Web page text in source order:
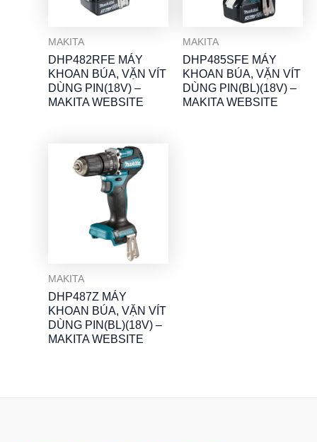
MAKITA
DHP482RFE MÁY
KHOAN BÚA, VẶN VÍT
DÙNG PIN(18V) –
MAKITA WEBSITE
MAKITA
DHP485SFE MÁY
KHOAN BÚA, VẶN VÍT
DÙNG PIN(BL)(18V) –
MAKITA WEBSITE
MAKITA
DHP487Z MÁY
KHOAN BÚA, VẶN VÍT
DÙNG PIN(BL)(18V) –
MAKITA WEBSITE